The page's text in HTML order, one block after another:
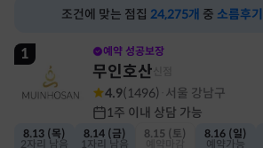
조건에 맞는 점집 24,275개 중 소름후기
1 예약 성공보장
무인호산
4.9(1496) 서울 강남구
1주 이내 상담 가능
8.13 (목)
2자리 남음
8.14 (금)
1자리 남음
8.15 (토)
8.16 (일)
예약가능